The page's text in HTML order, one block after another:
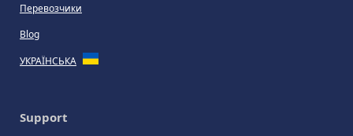
Перевозчики
Blog
УКРАЇНСЬКА
Support